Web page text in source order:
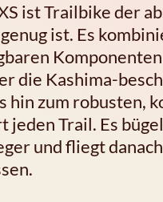
ist Trailbike der
ist. Es
die Kashima-
hin zum robusten,
jeden Trail. Es
und fliegt